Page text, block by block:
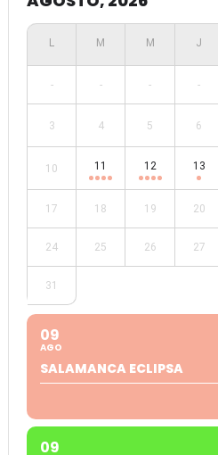
- - - -
3 4 5 6
10 11 12 13
17 18 19 20
24 25 26 27
31
09
AGO
SALAMANCA ECLIPSA
09